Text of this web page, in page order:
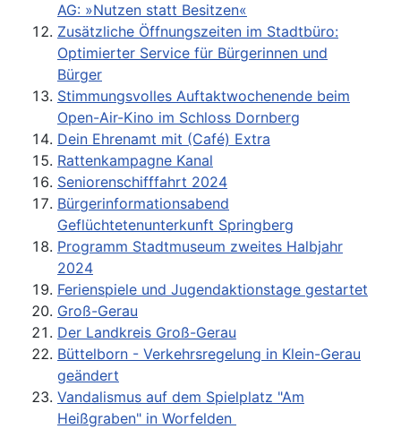
AG: »Nutzen statt Besitzen«
Zusätzliche Öffnungszeiten im Stadtbüro:
Optimierter Service für Bürgerinnen und
Bürger
Stimmungsvolles Auftaktwochenende beim
Open-Air-Kino im Schloss Dornberg
Dein Ehrenamt mit (Café) Extra
Rattenkampagne Kanal
Seniorenschifffahrt 2024
Bürgerinformationsabend
Geflüchtetenunterkunft Springberg
Programm Stadtmuseum zweites Halbjahr
2024
Ferienspiele und Jugendaktionstage gestartet
Groß-Gerau
Der Landkreis Groß-Gerau
Büttelborn - Verkehrsregelung in Klein-Gerau
geändert
Vandalismus auf dem Spielplatz "Am
Heißgraben" in Worfelden